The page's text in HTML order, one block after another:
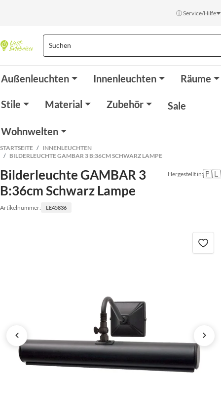
ⓘ Service/Hilfe
Außenleuchten Innenleuchten Räume
Stile Material Zubehör Sale
Wohnwelten
STARTSEITE
INNENLEUCHTEN
BILDERLEUCHTE GAMBAR 3 B:36CM SCHWARZ LAMPE
Bilderleuchte GAMBAR 3
B:36cm Schwarz Lampe
Artikelnummer: LE45836
Hergestellt in:🇵🇱